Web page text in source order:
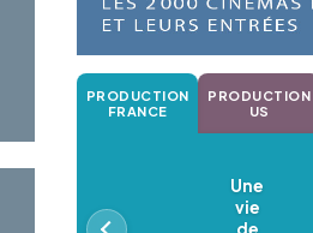
PRODUCTION
FRANCE
PRODUCTION
US
Une
vie
de